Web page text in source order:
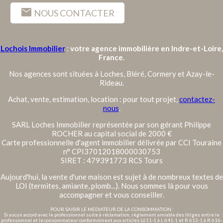
mail NOUS CONTACTER
Lochois Immobilier: votre agence immobilière en Indre-et-Loire,
France.
Nos agences sont situées à Loches, Bléré, Cormery et Azay-le-
Rideau.
Achat, vente, estimation, location : pour tout projet,contactez-
nous.
SARL Loches Immobilier représentée par son gérant Philippe
ROCHER au capital social de 2000 €
Carte professionnelle d'agent immobilier délivrée par CCI Touraine
n° CPI37012018000030753
SIRET : 479391773 RCS Tours
Aujourd'hui, la vente d'une maison est sujet à de nombreux textes de
LOI (termites, amiante, plomb...). Nous sommes là pour vous
accompagner et vous conseiller.
POUR SAISIR LE MEDIATEUR DE LA CONSOMMATION :
Si aucun accord avec le professionnel suite à réclamation, règlement amiable des litiges entre le
professionnel et le consommateur conformément aux articles L611-1 à L 641-1 et R 612-1 à R 616-